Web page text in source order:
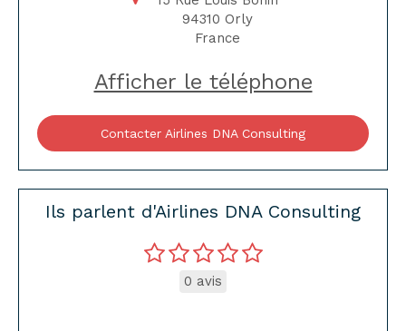
94310 Orly
France
Afficher le téléphone
Contacter Airlines DNA Consulting
Ils parlent d'Airlines DNA Consulting
0 avis